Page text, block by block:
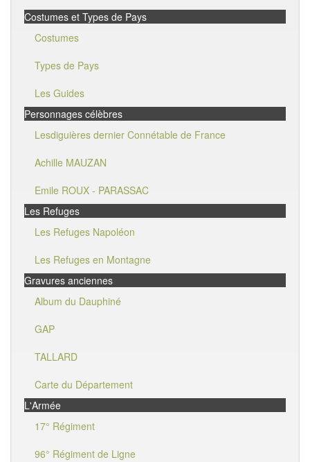
Costumes et Types de Pays
Costumes
Types de Pays
Les Guides
Personnages célèbres
Lesdiguières dernier Connétable de France
Achille MAUZAN
Emile ROUX - PARASSAC
Les Refuges
Les Refuges Napoléon
Les Refuges en Montagne
Gravures anciennes
Album du Dauphiné
GAP
TALLARD
Carte du Département
L'Armée
17° Régiment
96° Régiment de Ligne